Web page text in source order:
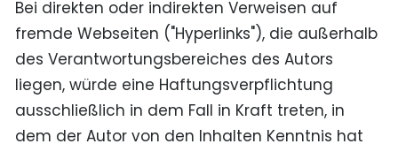
Bei direkten oder indirekten Verweisen auf
fremde Webseiten ("Hyperlinks"), die außerhalb
des Verantwortungsbereiches des Autors
liegen, würde eine Haftungsverpflichtung
ausschließlich in dem Fall in Kraft treten, in
dem der Autor von den Inhalten Kenntnis hat